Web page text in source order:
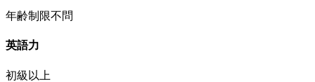
年齢制限不問
英語力
初級以上